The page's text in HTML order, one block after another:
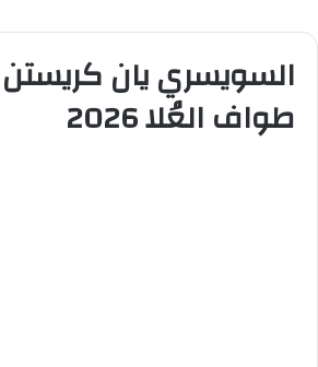
السويسري يان
طواف العُلا 2026